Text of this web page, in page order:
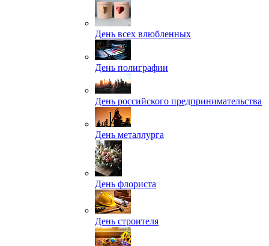
День всех влюбленных
День полиграфии
День российского предпринимательства
День металлурга
День флориста
День строителя